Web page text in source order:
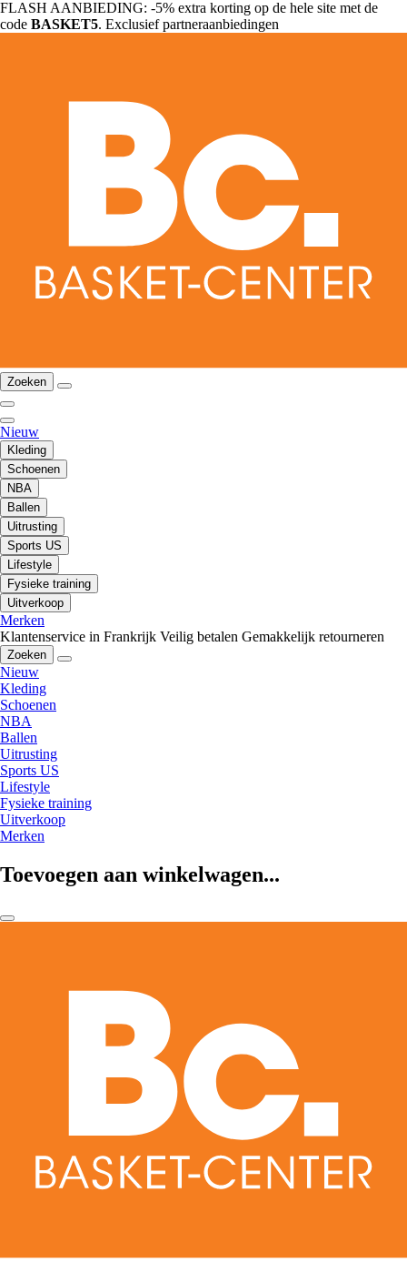
FLASH AANBIEDING: -5% extra korting op de hele site met de
code BASKET5. Exclusief partneraanbiedingen
Zoeken
Nieuw
Kleding
Schoenen
NBA
Ballen
Uitrusting
Sports US
Lifestyle
Fysieke training
Uitverkoop
Merken
Klantenservice in Frankrijk Veilig betalen Gemakkelijk retourneren
Zoeken
Nieuw
Kleding
Schoenen
NBA
Ballen
Uitrusting
Sports US
Lifestyle
Fysieke training
Uitverkoop
Merken
Toevoegen aan winkelwagen...